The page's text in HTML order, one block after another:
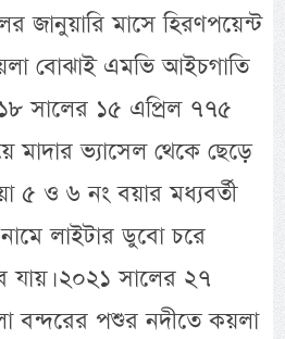
জানুয়ারি মাসে হিরণপয়েন্ট
বোঝাই এমভি আইচগাতি
সালের ১৫ এপ্রিল ৭৭৫
মাদার ভ্যাসেল থেকে ছেড়ে
৫ ও ৬ নং বয়ার মধ্যবর্তী
নামে লাইটার ডুবো চরে
২০২১ সালের ২৭
বন্দরের পশুর নদীতে কয়লা